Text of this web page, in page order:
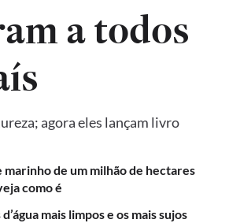
a todos
agora eles lançam livro
marinho de um milhão de hectares
como é
mais limpos e os mais sujos